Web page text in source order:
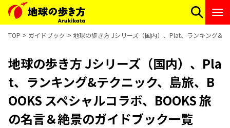
TOP ガイドブック 地球の歩き方 Jシリーズ（国内）、Plat、ランキング&
地球の歩き方 Jシリーズ（国内）、Pla
t、ランキング&テクニック、島旅、B
OOKS スペシャルコラボ、BOOKS 旅
の名言＆絶景のガイドブック一覧